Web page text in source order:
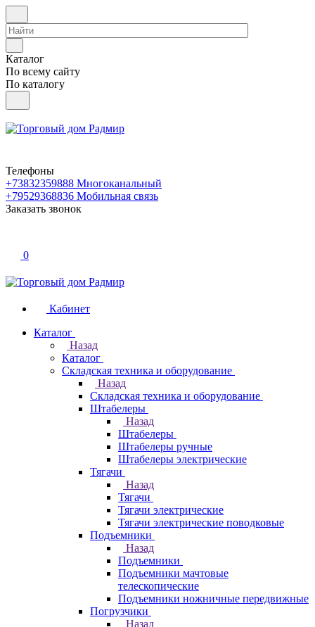
Каталог
По всему сайту
По каталогу
Телефоны
+73832359888 Многоканальный
+79529368836 Мобильная связь
Заказать звонок
0
Кабинет
Каталог
Назад
Каталог
Складская техника и оборудование
Назад
Складская техника и оборудование
Штабелеры
Назад
Штабелеры
Штабелеры ручные
Штабелеры электрические
Тягачи
Назад
Тягачи
Тягачи электрические
Тягачи электрические поводковые
Подъемники
Назад
Подъемники
Подъемники мачтовые
телескопические
Подъемники ножничные передвижные
Погрузчики
Назад